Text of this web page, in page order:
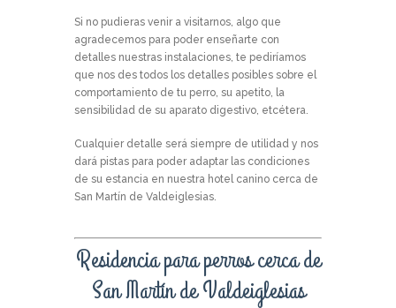
Si no pudieras venir a visitarnos, algo que
agradecemos para poder enseñarte con
detalles nuestras instalaciones, te pediríamos
que nos des todos los detalles posibles sobre el
comportamiento de tu perro, su apetito, la
sensibilidad de su aparato digestivo, etcétera.
Cualquier detalle será siempre de utilidad y nos
dará pistas para poder adaptar las condiciones
de su estancia en nuestra hotel canino cerca de
San Martín de Valdeiglesias.
Residencia para perros cerca de
San Martín de Valdeiglesias